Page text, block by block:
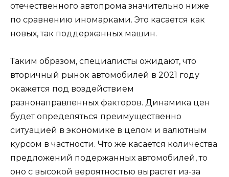
отечественного автопрома значительно ниже
по сравнению иномарками. Это касается как
новых, так поддержанных машин.
Таким образом, специалисты ожидают, что
вторичный рынок автомобилей в 2021 году
окажется под воздействием
разнонаправленных факторов. Динамика цен
будет определяться преимущественно
ситуацией в экономике в целом и валютным
курсом в частности. Что же касается количества
предложений подержанных автомобилей, то
оно с высокой вероятностью вырастет из-за